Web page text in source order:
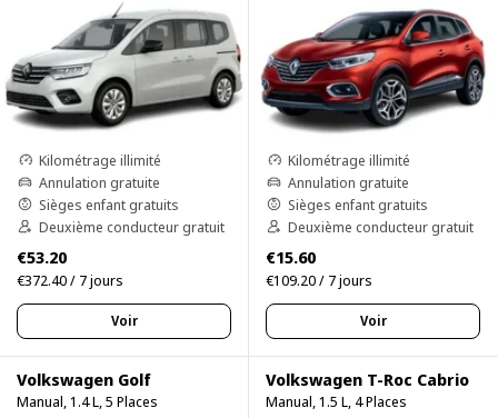
Kilométrage illimité
Annulation gratuite
Sièges enfant gratuits
Deuxième conducteur gratuit
€53.20
€372.40 / 7 jours
Voir
Kilométrage illimité
Annulation gratuite
Sièges enfant gratuits
Deuxième conducteur gratuit
€15.60
€109.20 / 7 jours
Voir
Volkswagen Golf
Manual, 1.4 L, 5 Places
Volkswagen T-Roc Cabrio
Manual, 1.5 L, 4 Places